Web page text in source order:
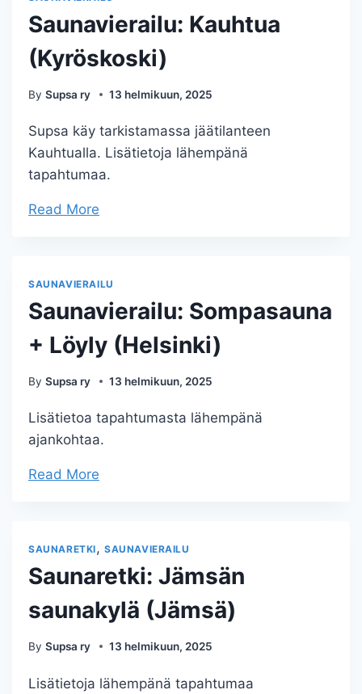
Saunavierailu: Kauhtua
(Kyröskoski)
By Supsa ry 13 helmikuun, 2025
Supsa käy tarkistamassa jäätilanteen
Kauhtualla. Lisätietoja lähempänä
tapahtumaa.
Read More
SAUNAVIERAILU
Saunavierailu: Sompasauna
+ Löyly (Helsinki)
By Supsa ry 13 helmikuun, 2025
Lisätietoa tapahtumasta lähempänä
ajankohtaa.
Read More
SAUNARETKI, SAUNAVIERAILU
Saunaretki: Jämsän
saunakylä (Jämsä)
By Supsa ry 13 helmikuun, 2025
Lisätietoja lähempänä tapahtumaa